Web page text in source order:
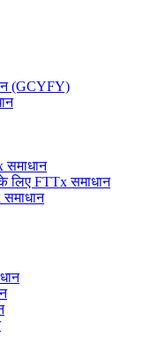
(GCYFY)
समाधान
लिए FTTx समाधान